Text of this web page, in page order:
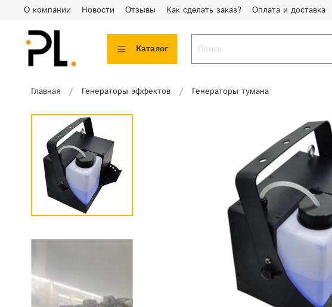
О компании Новости Отзывы Как сделать заказ? Оплата и доставка
Каталог
Главная Генераторы эффектов Генераторы тумана